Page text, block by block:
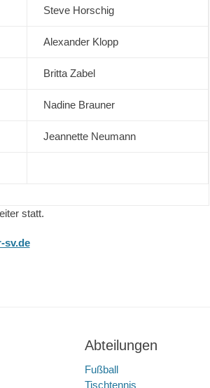
Steve Horschig
Alexander Klopp
Britta Zabel
Nadine Brauner
Jeannette Neumann
statt.
sv.de
Abteilungen
Fußball
Tischtennis